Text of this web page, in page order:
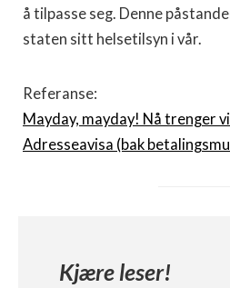
å tilpasse seg. Denne
staten sitt helsetilsyn i vår.
Referanse:
Mayday, mayday! Nå trenger
Adresseavisa (bak
Kjære leser!